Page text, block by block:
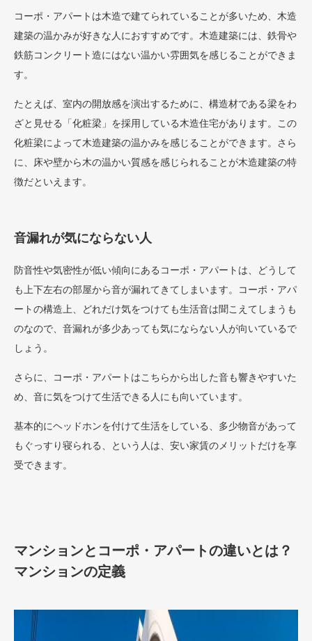
コーポ・アパートは木造で建てられていることが多いため、木造
建築の温かみが好きな人におすすめです。木造建築には、鉄骨や
鉄筋コンクリート造にはない温かい雰囲気を感じることができま
す。
たとえば、室内の開放感を演出するために、構造材である梁をわ
ざと見せる「化粧梁」を採用している木造住宅があります。この
化粧梁によって木造建築の温かみを感じることができます。さら
に、床や壁から木の温かい質感を感じられることが木造建築の特
徴だといえます。
音漏れが気にならない人
防音性や気密性が低い傾向にあるコーポ・アパートは、どうして
も上下左右の部屋から音が漏れてきてしまいます。コーポ・アパ
ートの構造上、どれだけ気をつけても生活音は聞こえてしまうも
のなので、音漏れが多少あっても気にならない人が向いているで
しょう。
さらに、コーポ・アパートはこちらから出した音も響きやすいた
め、音に気をつけて生活できる人にも向いています。
基本的にヘッドホンを付けて生活をしている、多少物音があって
もぐっすり寝られる、という人は、安い家賃のメリットだけを享
受できます。
マンションとコーポ・アパートの違いとは？
マンションの定義